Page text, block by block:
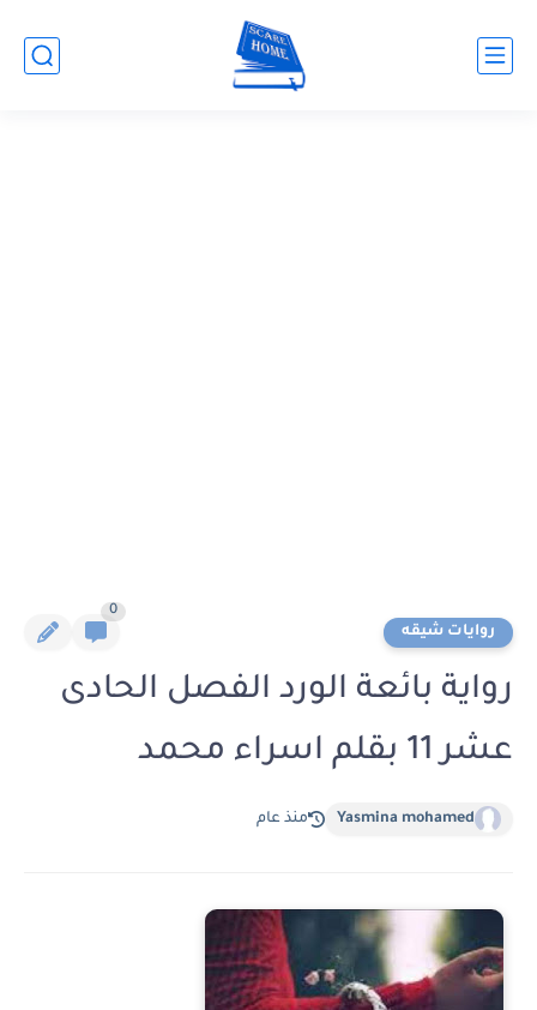
روايات شيقه
0
رواية بائعة الورد الفصل الحادى
عشر 11 بقلم اسراء محمد
Yasmina mohamed منذ عام